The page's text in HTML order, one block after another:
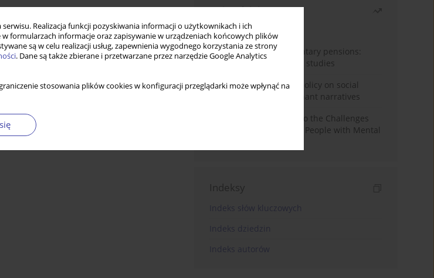
Realizacja funkcji pozyskiwania informacji o użytkownikach i ich
formularzach informacje oraz zapisywanie w urządzeniach końcowych plików
są w celu realizacji usług, zapewnienia wygodnego korzystania ze strony
. Dane są także zbierane i przetwarzane przez narzędzie Google Analytics
stosowania plików cookies w konfiguracji przeglądarki może wpłynąć na
Najczęściej czytane
Miesiąc
Rok
Auto-enrolment in voluntary pensions:
Comparative OECD case studies
Delegitimizing climate policy on social
media platforms: Dominant narratives
Bibliometric Insights into the Challenges
and Needs of Homeless People with Mental
Indeksy
Indeks słów kluczowych
Indeks dziedzin
Indeks autorów